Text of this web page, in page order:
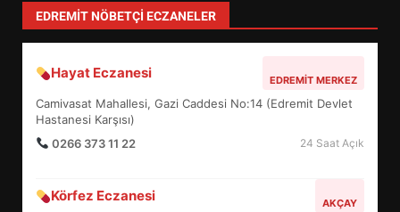
EDREMIT NÖBETÇI ECZANELER
Hayat Eczanesi EDREMIT MERKEZ
Camivasat Mahallesi, Gazi Caddesi No:14 (Edremit Devlet
Hastanesi Karşısı)
0266 373 11 22
24 Saat Açık
Körfez Eczanesi AKÇAY
3
4
BALIKESİR MÜZELERİNDE SÜRE
UZATILDI: NE DEĞİŞTİ?
TURNUVASI KAYITLARI NEYİ